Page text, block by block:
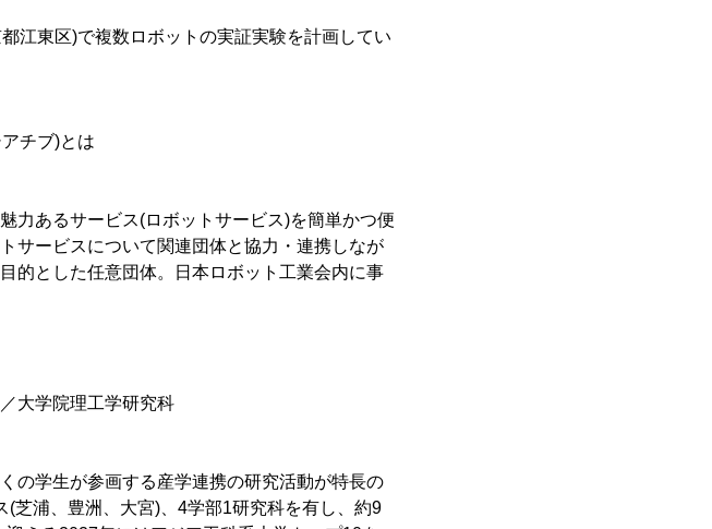
江東区)で複数ロボットの実証実験を計画してい
チブ)とは
力あるサービス(ロボットサービス)を簡単かつ便
サービスについて関連団体と協力・連携しなが
的とした任意団体。日本ロボット工業会内に事
大学院理工学研究科
の学生が参画する産学連携の研究活動が特長の
芝浦、豊洲、大宮)、4学部1研究科を有し、約9